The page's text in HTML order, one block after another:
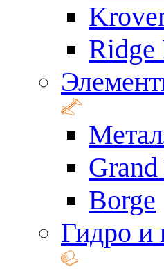
Ridge
Borge
Гидро и